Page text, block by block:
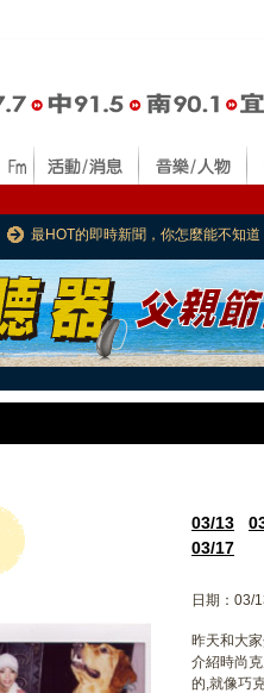
最HOT的即時新聞，你怎麼能不知道
03/13
03/17
日期：03/
昨天和大
介紹時尚
的,就像巧